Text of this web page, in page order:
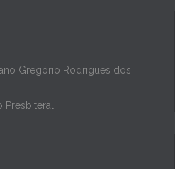
Gregório Rodrigues dos